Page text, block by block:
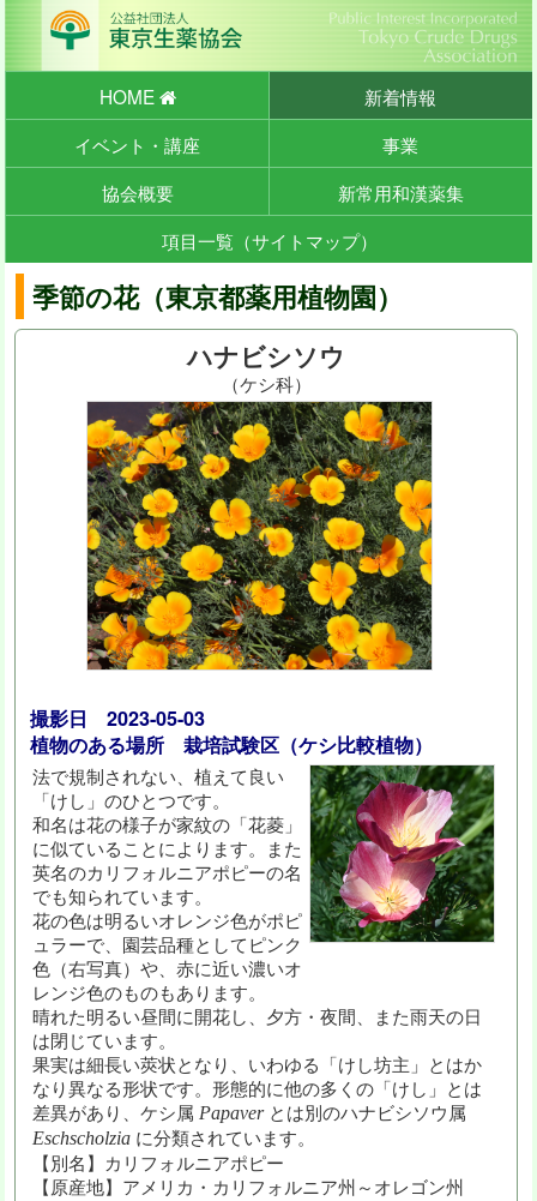
HOME
新着情報
イベント・講座
事業
協会概要
新常用和漢薬集
項目一覧（サイトマップ）
季節の花（東京都薬用植物園）
ハナビシソウ
（ケシ科）
撮影日 2023-05-03
植物のある場所 栽培試験区（ケシ比較植物）
法で規制されない、植えて良い
「けし」のひとつです。
和名は花の様子が家紋の「花菱」
に似ていることによります。また
英名のカリフォルニアポピーの名
でも知られています。
花の色は明るいオレンジ色がポピ
ュラーで、園芸品種としてピンク
色（右写真）や、赤に近い濃いオ
レンジ色のものもあります。
晴れた明るい昼間に開花し、夕方・夜間、また雨天の日
は閉じています。
果実は細長い莢状となり、いわゆる「けし坊主」とはか
なり異なる形状です。形態的に他の多くの「けし」とは
差異があり、ケシ属 Papaverとは別のハナビシソウ属
Eschscholzia に分類されています。
【別名】カリフォルニアポピー
【原産地】アメリカ・カリフォルニア州～オレゴン州